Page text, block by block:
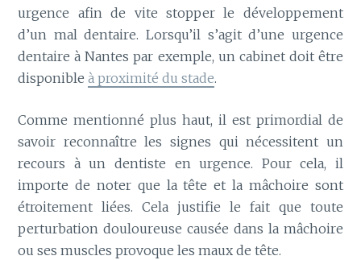
urgence afin de vite stopper le développement
d’un mal dentaire. Lorsqu’il s’agit d’une urgence
dentaire à Nantes par exemple, un cabinet doit être
disponibleà proximité du stade.
Comme mentionné plus haut, il est primordial de
savoir reconnaître les signes qui nécessitent un
recours à un dentiste en urgence. Pour cela, il
importe de noter que la tête et la mâchoire sont
étroitement liées. Cela justifie le fait que toute
perturbation douloureuse causée dans la mâchoire
ou ses muscles provoque les maux de tête.